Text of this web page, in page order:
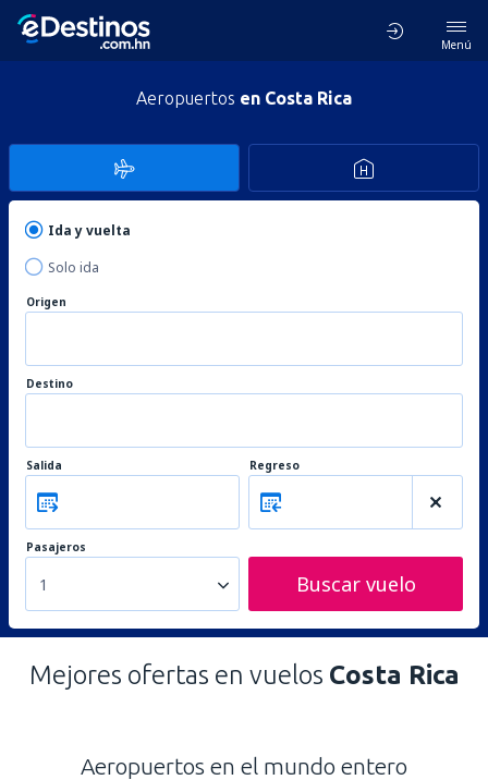
Menú
Aeropuertos en Costa Rica
Ida y vuelta
Solo ida
Origen
Destino
Salida Regreso
Pasajeros
1 Buscar vuelo
Mejores ofertas en vuelos Costa Rica
Aeropuertos en el mundo entero